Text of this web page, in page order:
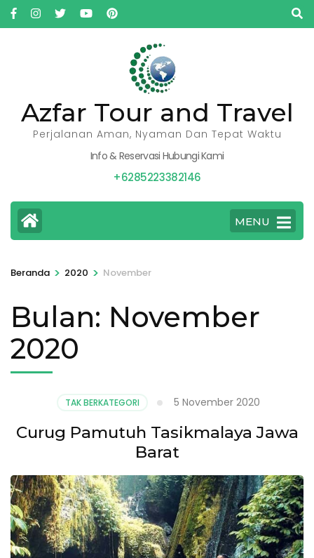
Lompat
ke
Azfar Tour and Travel
Perjalanan Aman, Nyaman Dan Tepat Waktu
Info & Reservasi Hubungi Kami
+6285223382146
MENU
Beranda > 2020 > November
Bulan: November
2020
TAK BERKATEGORI 5 November 2020
Curug Pamutuh Tasikmalaya Jawa
Barat